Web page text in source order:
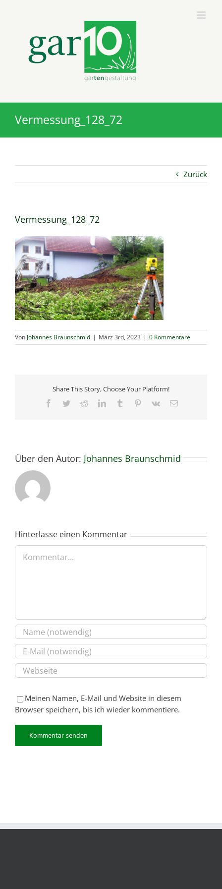
Vermessung_128_72
Zurück
Vermessung_128_72
Von Johannes Braunschmid | März 3rd, 2023 | 0 Kommentare
Share This Story, Choose Your Platform!
Facebook
TwitterRedditLinkedInTumblr Pinterest
Vk
E-
Über den Autor: Johannes Braunschmid
Hinterlasse einen Kommentar
Kommentar
Meinen Namen, E-Mail und Website in diesem
Browser speichern, bis ich wieder kommentiere.